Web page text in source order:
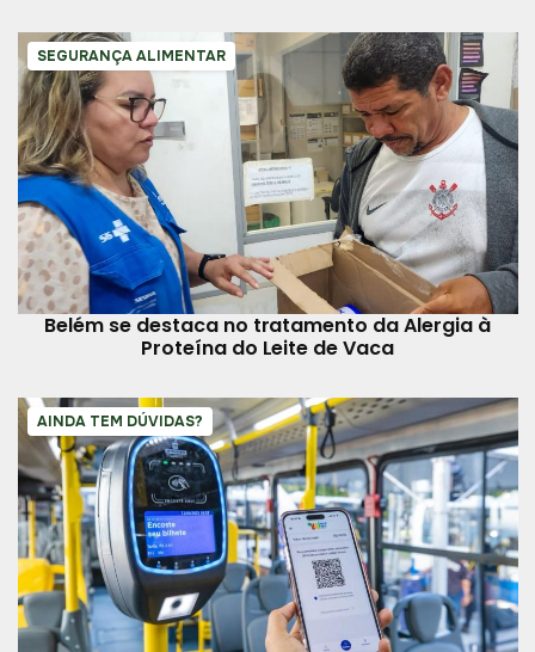
SEGURANÇA ALIMENTAR
Belém se destaca no tratamento da Alergia à
Proteína do Leite de Vaca
AINDA TEM DÚVIDAS?